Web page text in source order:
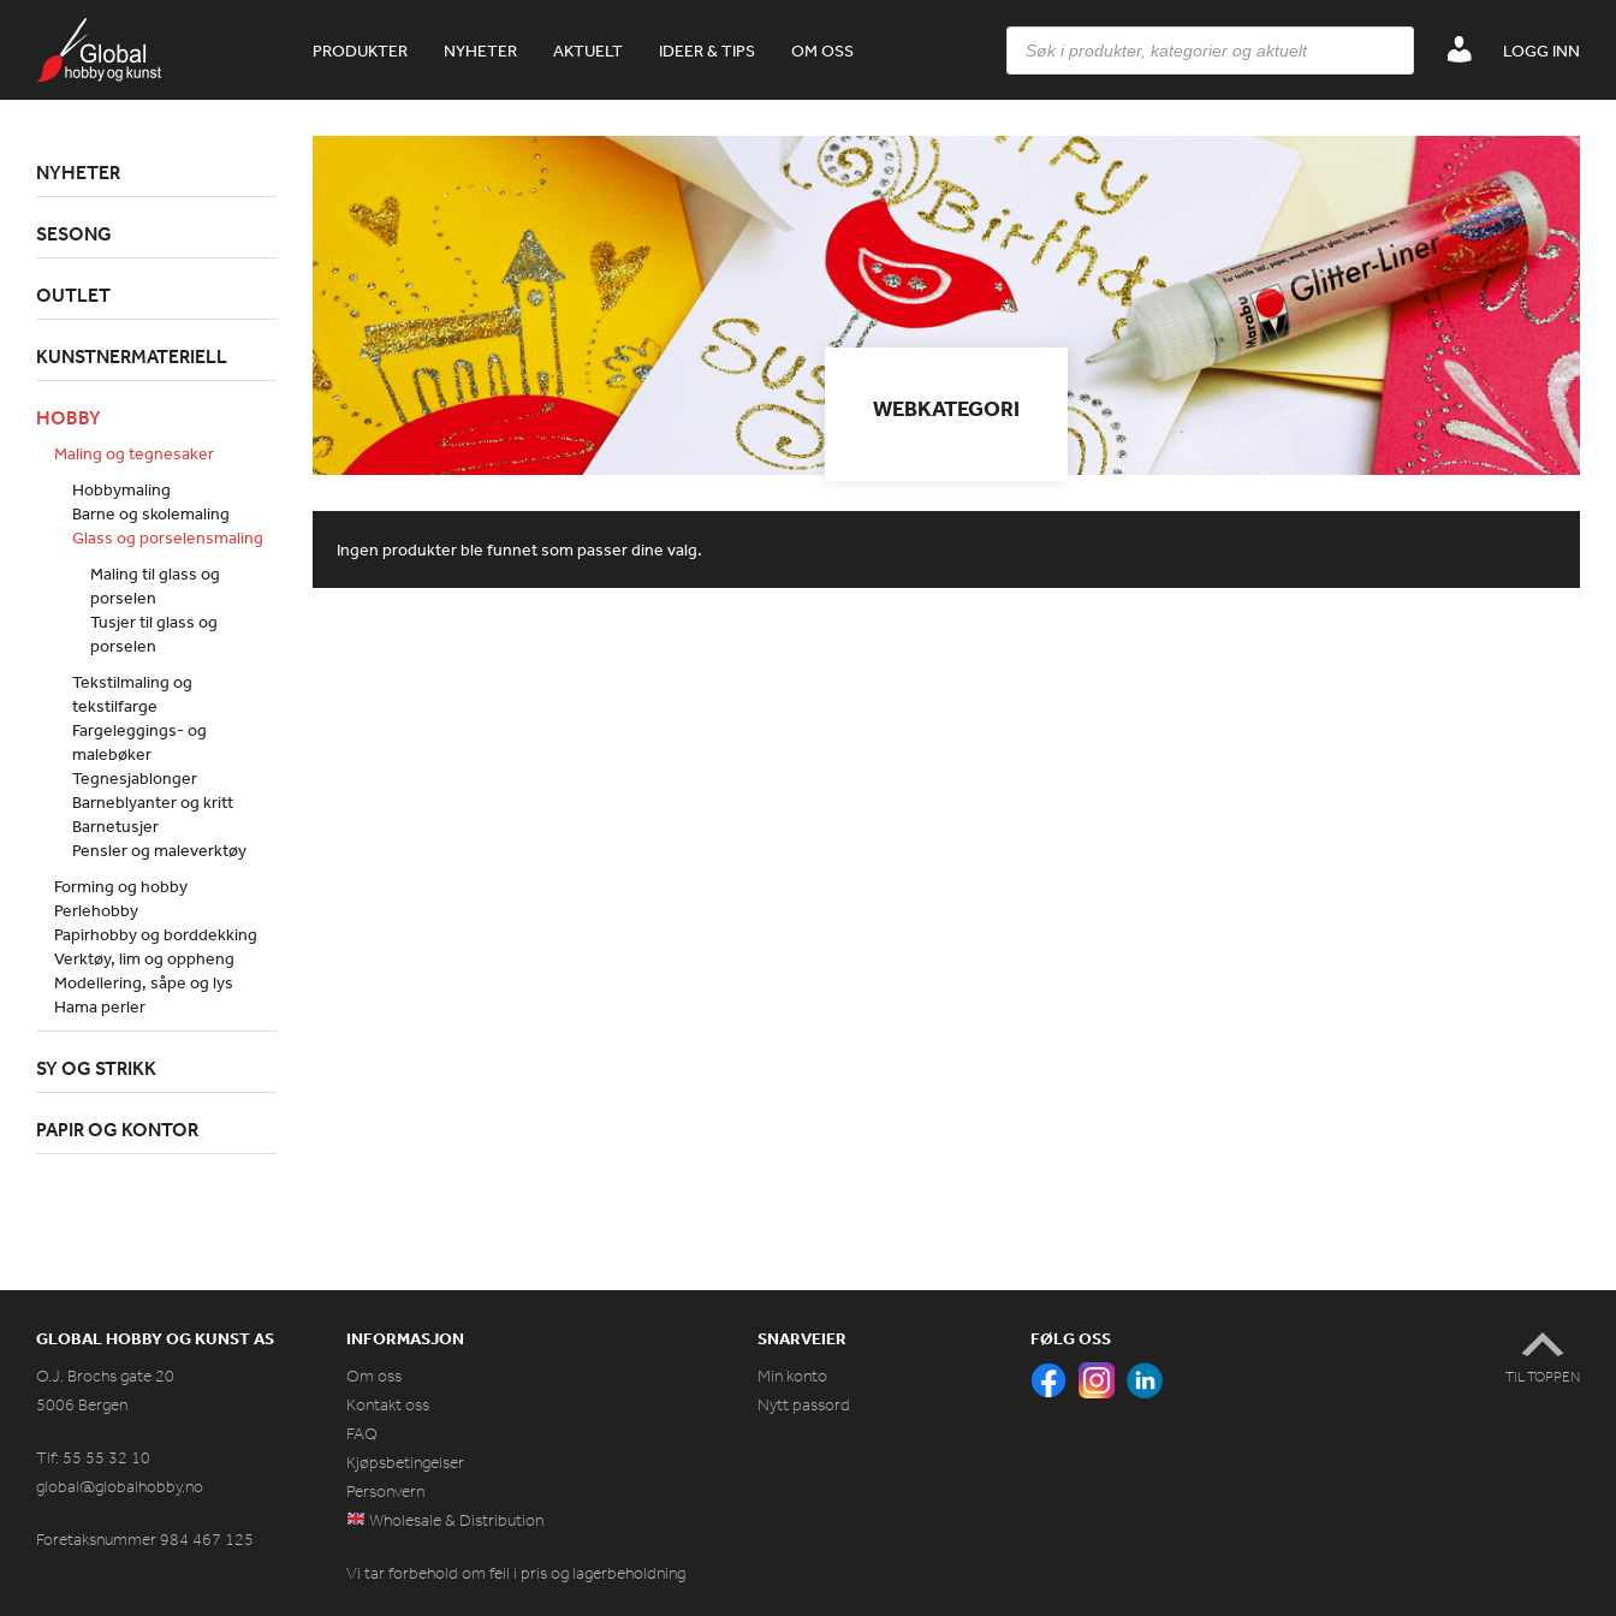
PRODUKTER NYHETER AKTUELT IDEER & TIPS OM OSS LOGG INN
Products
search
WEBKATEGORI
Ingen produkter ble funnet som passer dine valg.
NYHETER
SESONG
OUTLET
KUNSTNERMATERIELL
HOBBY
Maling og tegnesaker
Hobbymaling
Barne og skolemaling
Glass og porselensmaling
Maling til glass og
porselen
Tusjer til glass og
porselen
Tekstilmaling og
tekstilfarge
Fargeleggings- og
malebøker
Tegnesjablonger
Barneblyanter og kritt
Barnetusjer
Pensler og maleverktøy
Forming og hobby
Perlehobby
Papirhobby og borddekking
Verktøy, lim og oppheng
Modellering, såpe og lys
Hama perler
SY OG STRIKK
PAPIR OG KONTOR
GLOBAL HOBBY OG KUNST AS
O.J. Brochs gate 20
5006 Bergen
Tlf: 55 55 32 10
global@globalhobby.no
Foretaksnummer 984 467 125
INFORMASJON
Om oss
Kontakt oss
FAQ
Kjøpsbetingelser
Personvern
Wholesale & Distribution
Vi tar forbehold om feil i pris og lagerbeholdning
SNARVEIER
Min konto
Nytt passord
FØLG OSS
TIL TOPPEN